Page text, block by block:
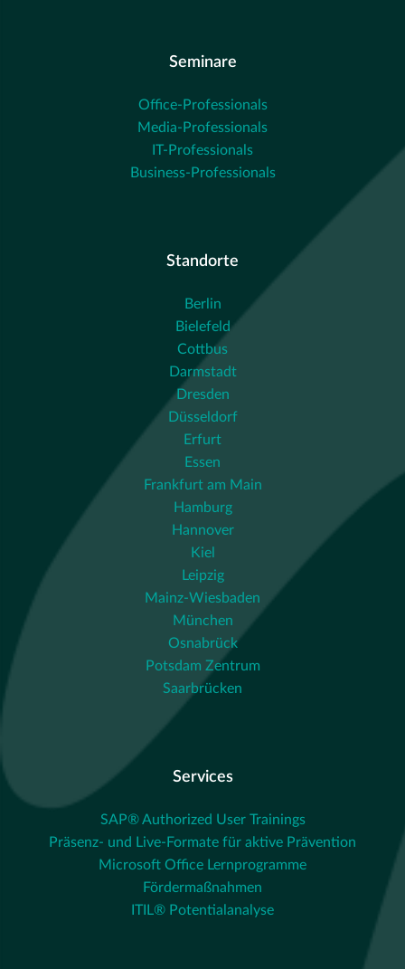
Seminare
Office-Professionals
Media-Professionals
IT-Professionals
Business-Professionals
Standorte
Berlin
Bielefeld
Cottbus
Darmstadt
Dresden
Düsseldorf
Erfurt
Essen
Frankfurt am Main
Hamburg
Hannover
Kiel
Leipzig
Mainz-Wiesbaden
München
Osnabrück
Potsdam Zentrum
Saarbrücken
Services
SAP® Authorized User Trainings
Präsenz- und Live-Formate für aktive Prävention
Microsoft Office Lernprogramme
Fördermaßnahmen
ITIL® Potentialanalyse